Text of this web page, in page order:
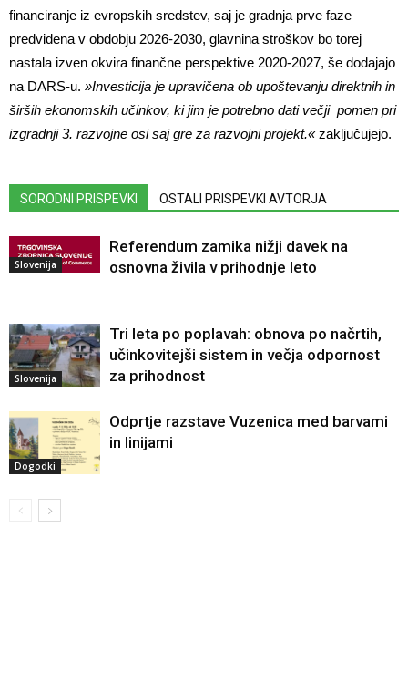
financiranje iz evropskih sredstev, saj je gradnja prve faze
predvidena v obdobju 2026-2030, glavnina stroškov bo torej
nastala izven okvira finančne perspektive 2020-2027, še dodajajo
na DARS-u. »Investicija je upravičena ob upoštevanju direktnih in
širših ekonomskih učinkov, ki jim je potrebno dati večji pomen pri
izgradnji 3. razvojne osi saj gre za razvojni projekt.«zaključujejo.
SORODNI PRISPEVKI OSTALI PRISPEVKI AVTORJA
Slovenija
Referendum zamika nižji davek na
osnovna živila v prihodnje leto
Slovenija
Tri leta po poplavah: obnova po načrtih,
učinkovitejši sistem in večja odpornost
za prihodnost
Dogodki
Odprtje razstave Vuzenica med barvami
in linijami